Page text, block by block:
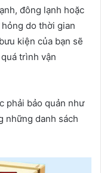
đông lạnh hoặc
do thời gian
kiện của bạn sẽ
trình vận
phải bảo quản như
những danh sách